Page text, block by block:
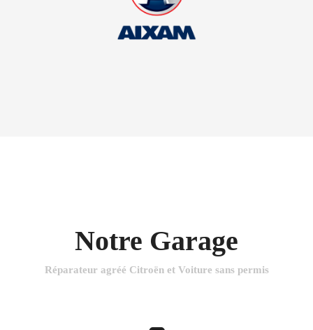
Notre Garage
Réparateur agréé Citroën et Voiture sans permis